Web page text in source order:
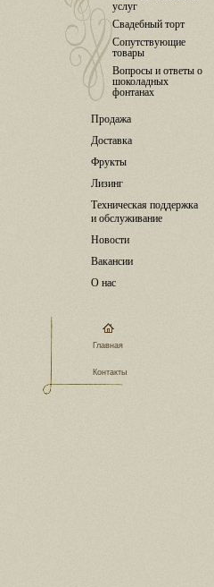
услуг
Свадебный торт
Сопутствующие
товары
Вопросы и ответы о
шоколадных
фонтанах
Продажа
Доставка
Фрукты
Лизинг
Техническая поддержка
и обслуживание
Новости
Вакансии
О нас
Главная
Контакты